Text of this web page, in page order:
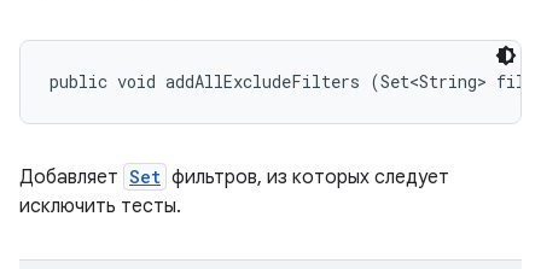
public void addAllExcludeFilters (Set<String>
Добавляет Set фильтров, из которых следует
исключить тесты.